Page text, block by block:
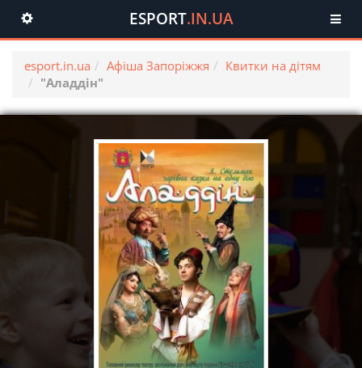
Toggle
navigation
ESPORT.IN.UA
esport.in.ua Афіша Запоріжжя
Квитки на дітям
"Аладдін"